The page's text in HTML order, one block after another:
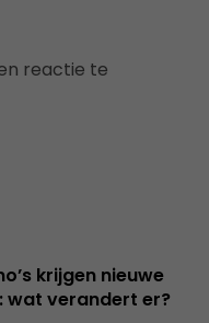
reactie te
krijgen nieuwe
wat verandert er?